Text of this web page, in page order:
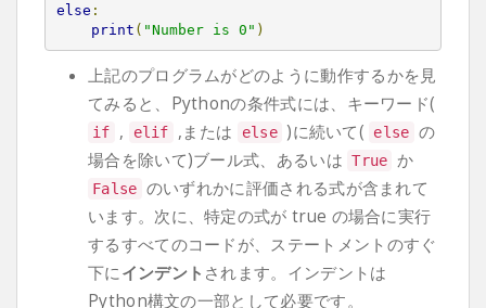
else :
print ( "Number is 0" )
上記のプログラムがどのように動作するかを見
てみると、Pythonの条件式には、キーワード(
if , elif ,または else )に続いて( else の
場合を除いて)ブール式、あるいは True か
False のいずれかに評価される式が含まれて
います。次に、特定の式が true の場合に実行
するすべてのコードが、ステートメントのすぐ
下にインデント されます。インデントは
Python構文の一部として必要です。